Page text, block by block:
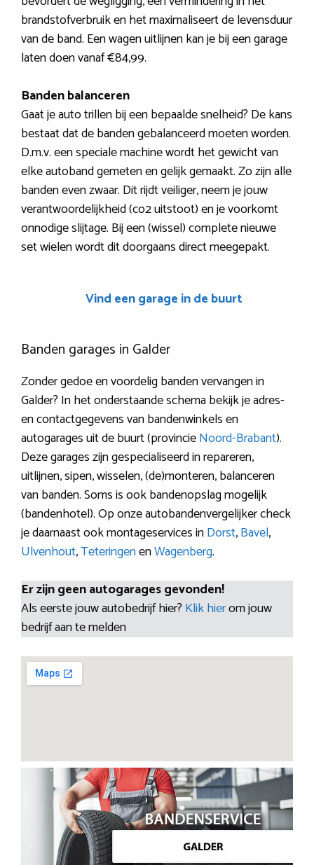
brandstofverbruik en het maximaliseert de levensduur
van de band. Een wagen uitlijnen kan je bij een garage
laten doen vanaf €84,99.
Banden balanceren
Gaat je auto trillen bij een bepaalde snelheid? De kans
bestaat dat de banden gebalanceerd moeten worden.
D.m.v. een speciale machine wordt het gewicht van
elke autoband gemeten en gelijk gemaakt. Zo zijn alle
banden even zwaar. Dit rijdt veiliger, neem je jouw
verantwoordelijkheid (co2 uitstoot) en je voorkomt
onnodige slijtage. Bij een (wissel) complete nieuwe
set wielen wordt dit doorgaans direct meegepakt.
Vind een garage in de buurt
Banden garages in Galder
Zonder gedoe en voordelig banden vervangen in
Galder? In het onderstaande schema bekijk je adres-
en contactgegevens van bandenwinkels en
autogarages uit de buurt (provincieNoord-Brabant).
Deze garages zijn gespecialiseerd in repareren,
uitlijnen, sipen, wisselen, (de)monteren, balanceren
van banden. Soms is ook bandenopslag mogelijk
(bandenhotel). Op onze autobandenvergelijker check
je daarnaast ook montageservices inDorst,Bavel,
Ulvenhout,TeteringenenWagenberg.
Er zijn geen autogarages gevonden!
Als eerste jouw autobedrijf hier? Klik hierom jouw
bedrijf aan te melden